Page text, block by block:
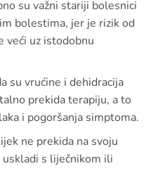
su važni stariji bolesnici
bolestima, jer je rizik od
veći uz istodobnu
su vrućine i dehidracija
prekida terapiju, a to
i pogoršanja simptoma.
ne prekida na svoju
uskladi s liječnikom ili